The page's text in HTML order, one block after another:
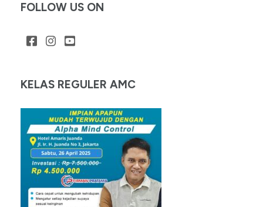
FOLLOW US ON
KELAS REGULER AMC